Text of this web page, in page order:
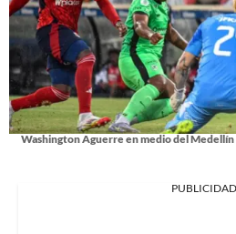
Washington Aguerre en medio del Medellín
PUBLICIDAD